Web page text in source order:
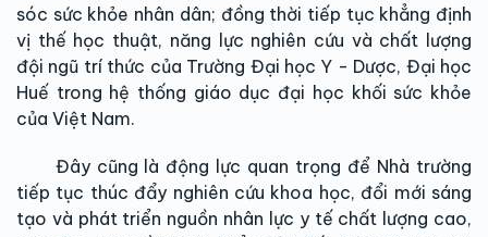
sóc sức khỏe nhân dân; đồng thời tiếp tục khẳng định
vị thế học thuật, năng lực nghiên cứu và chất lượng
đội ngũ trí thức của Trường Đại học Y - Dược, Đại học
Huế trong hệ thống giáo dục đại học khối sức khỏe
của Việt Nam.
Đây cũng là động lực quan trọng để Nhà trường
tiếp tục thúc đẩy nghiên cứu khoa học, đổi mới sáng
tạo và phát triển nguồn nhân lực y tế chất lượng cao,